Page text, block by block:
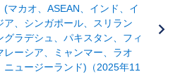
(マカオ、ASEAN、インド、イ
、シンガポール、スリラン
ラデシュ、パキスタン、フィ
レーシア、ミャンマー、ラオ
ュージーランド)（2025年11